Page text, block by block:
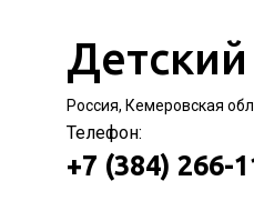
Детский
Россия, Кемеровская
Телефон:
+7 (384) 266-